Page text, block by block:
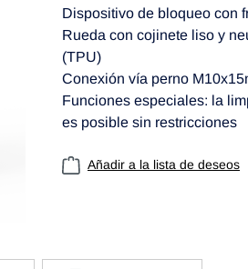
Dispositivo de bloqueo con
Rueda con cojinete liso y
(TPU)
Conexión vía perno
Funciones especiales: la
es posible sin restricciones
Añadir a la lista de deseos